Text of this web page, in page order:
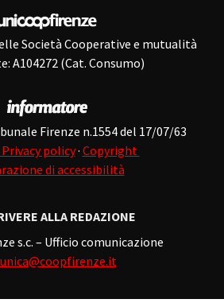
Società Cooperative e mutualità
A104272 (Cat. Consumo)
Firenze n.1554 del 17/07/63
policy· Copyright
di accessibilità
ALLA REDAZIONE
s.c. – Ufficio comunicazione